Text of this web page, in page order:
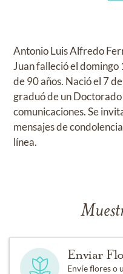
Antonio Luis Alfredo
Juan falleció el
de 90 años. Nació el 7
graduó de un
comunicaciones. Se
mensajes de
línea.
Enviar
Envíe flores o